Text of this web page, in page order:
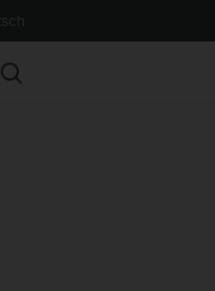
Search